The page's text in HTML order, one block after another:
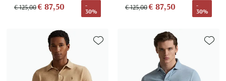
€ 125,00€ 87,50
-
30%
€ 125,00€ 87,50
-
30%
Toevoegen aan favorieten